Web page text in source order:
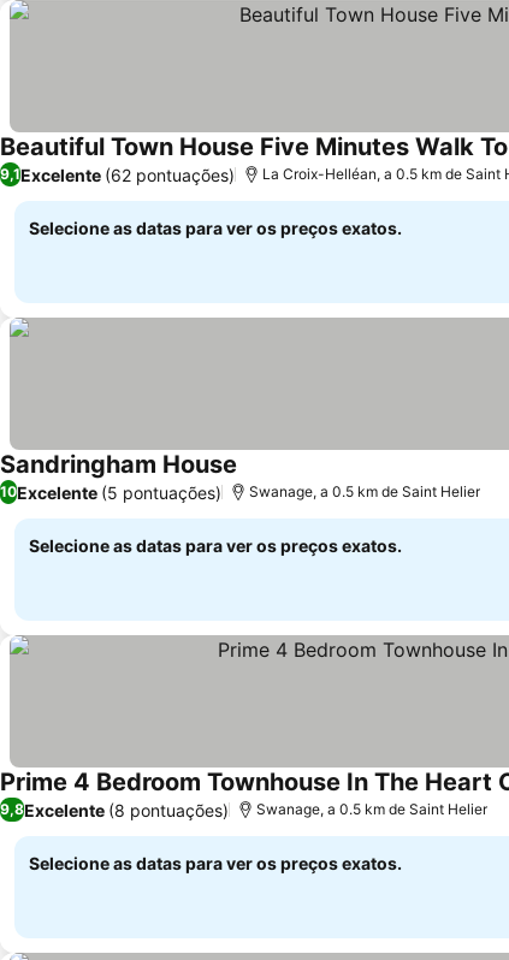
Beautiful Town House Five Minutes Walk
9,1Excelente (62 pontuações) La Croix-Helléan, a 0.5 km de Saint
Selecione as datas para ver os preços exatos.
Sandringham HouseVer preços
10Excelente (5 pontuações) Swanage, a 0.5 km de Saint Helier
Selecione as datas para ver os preços exatos.
Prime 4 Bedroom Townhouse In The Heart
9,8Excelente (8 pontuações) Swanage, a 0.5 km de Saint Helier
Selecione as datas para ver os preços exatos.